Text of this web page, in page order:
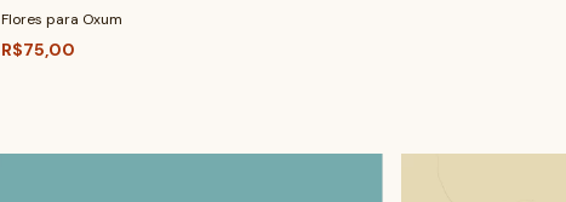
Flores para Oxum
R$75,00